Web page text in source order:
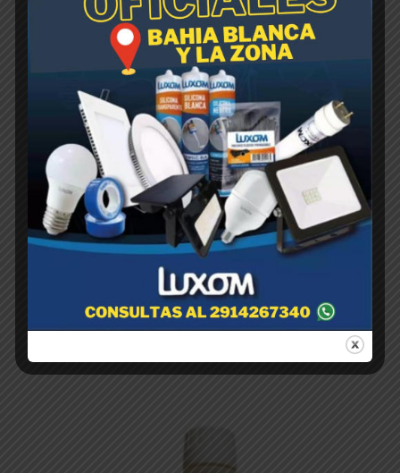
K-OTHRINA FW 0,75 % . x 250 cc